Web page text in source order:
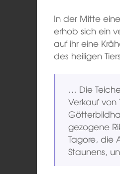
In der Mitte
erhob sich ein
auf ihr eine
des heiligen
… Die
Verkauf von
gezogene
Tagore, die
Staunens,